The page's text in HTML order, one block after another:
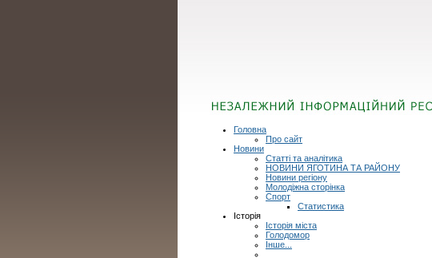
Головна
Про сайт
Новини
Статті та аналітика
НОВИНИ ЯГОТИНА ТА РАЙОНУ
Новини регіону
Молодіжна сторінка
Спорт
Статистика
Історія
Історія міста
Голодомор
Інше...